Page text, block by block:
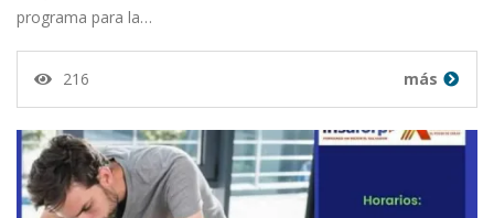
programa para la…
216 más